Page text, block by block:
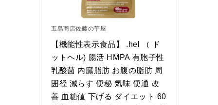
五島商店佐藤の芋屋
【機能性表示食品】 .hel （ ド
ットヘル) 腸活 HMPA 有胞子性
乳酸菌 内臓脂肪 お腹の脂肪 周
囲径 減らす 便秘 気味 便通 改
善 血糖値 下げる ダイエット 60